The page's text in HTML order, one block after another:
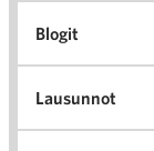
Blogit
Lausunnot